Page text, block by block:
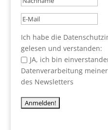
Ich habe die
gelesen und verstanden:
JA, ich bin
Datenverarbeitung
des Newsletters